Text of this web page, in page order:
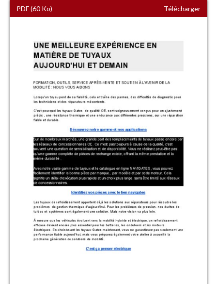
PDF (60 Ko) Télécharger